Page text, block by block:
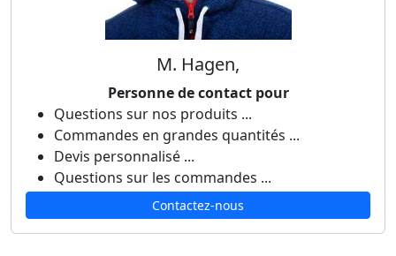
M. Hagen,
Personne de contact pour
Questions sur nos produits ...
Commandes en grandes quantités ...
Devis personnalisé ...
Questions sur les commandes ...
Contactez-nous